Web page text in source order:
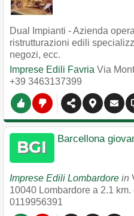
Dual Impianti - Azienda
ristrutturazioni edili
negozi, ecc.
Imprese Edili Favria Via
+39 3463137399
Barcellona
Imprese Edili Lombardore in
10040 Lombardore a 2.1
0119956391